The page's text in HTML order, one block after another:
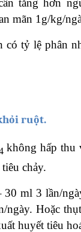
tăng hơn
mãn 1g/kg/
có tỷ lệ phân
ruột.
không hấp thu
chảy.
ml 3 lần/
ngày. Hoặc
huyết tiêu